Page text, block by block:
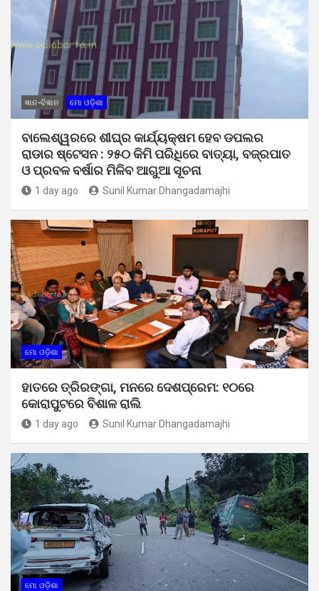
ଜ୍ଞାନ-ବିଜ୍ଞାନ ମୋ ଓଡ଼ିଶା
ବାଲେଶ୍ୱରରେ ଶୀଘ୍ର କାର୍ଯ୍ୟକ୍ଷମ ହେବ ଡପଲର
ରାଡାର ଷ୍ଟେସନ : ୨୫୦ କିମି ପରିଧିରେ ବାତ୍ୟା, ବଜ୍ରପାତ
ଓ ପ୍ରବଳ ବର୍ଷାର ମିଳିବ ଆଗୁଆ ସୂଚନା
1 day ago Sunil Kumar Dhangadamajhi
ମୋ ଓଡ଼ିଶା
ହାତରେ ତ୍ରିରଙ୍ଗା, ମନରେ ଦେଶପ୍ରେମ: ୧୦ରେ
କୋରାପୁଟରେ ବିଶାଳ ରାଲି
1 day ago Sunil Kumar Dhangadamajhi
ମୋ ଓଡ଼ିଶା